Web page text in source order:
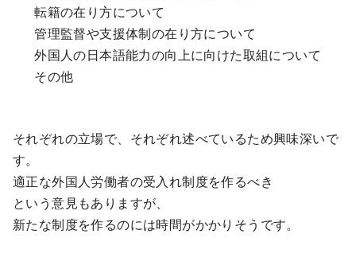
転籍の在り方について
管理監督や支援体制の在り方について
外国人の日本語能力の向上に向けた取組について
その他
それぞれの立場で、それぞれ述べているため興味深いで
す。
適正な外国人労働者の受入れ制度を作るべき
という意見もありますが、
新たな制度を作るのには時間がかかりそうです。